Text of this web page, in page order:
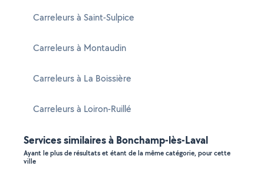
Carreleurs à Saint-Sulpice
Carreleurs à Montaudin
Carreleurs à La Boissière
Carreleurs à Loiron-Ruillé
Services similaires à Bonchamp-lès-Laval
Ayant le plus de résultats et étant de la même catégorie, pour cette
ville